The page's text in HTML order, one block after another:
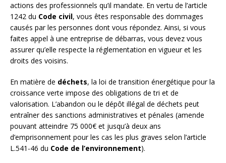
actions des professionnels qu’il mandate. En vertu de l’article
1242 du Code civil, vous êtes responsable des dommages
causés par les personnes dont vous répondez. Ainsi, si vous
faites appel à une entreprise de débarras, vous devez vous
assurer qu’elle respecte la réglementation en vigueur et les
droits des voisins.
En matière de déchets, la loi de transition énergétique pour la
croissance verte impose des obligations de tri et de
valorisation. L’abandon ou le dépôt illégal de déchets peut
entraîner des sanctions administratives et pénales (amende
pouvant atteindre 75 000€ et jusqu’à deux ans
d’emprisonnement pour les cas les plus graves selon l’article
L.541-46 du Code de l’environnement).